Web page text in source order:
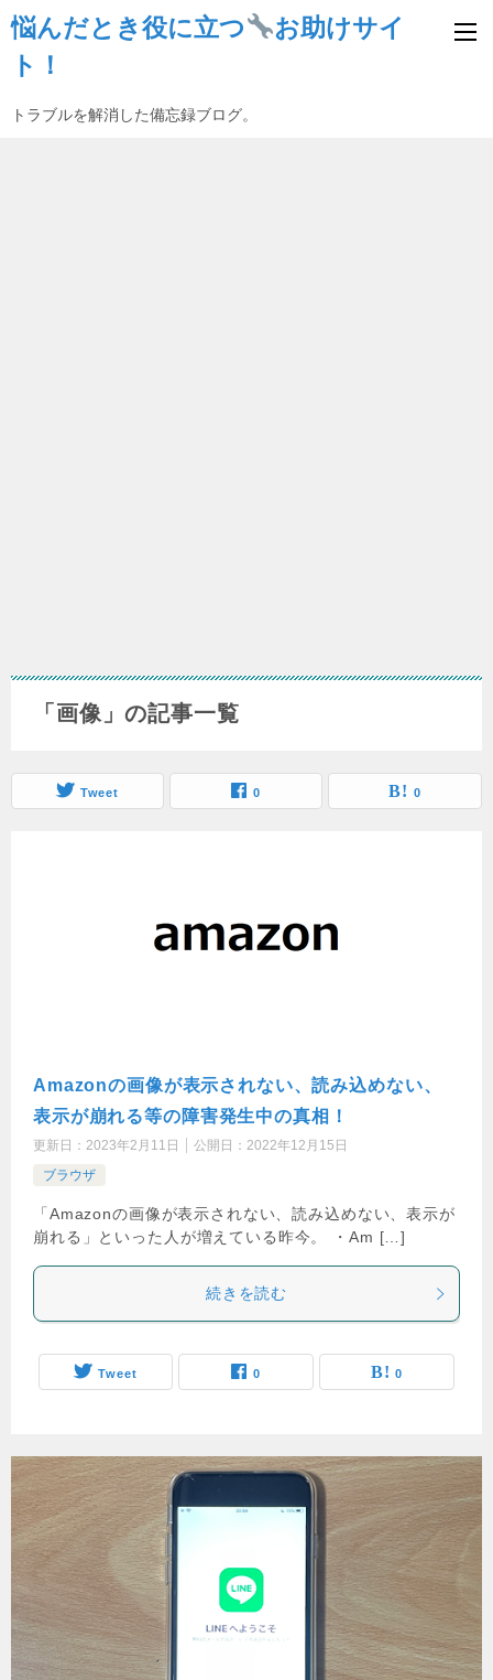
悩んだとき役に立つ
お助けサイ
ト！
トラブルを解消した備忘録ブログ。
「画像」の記事一覧
Tweet 0 0
Amazonの画像が表示されない、読み込めない、
表示が崩れる等の障害発生中の真相！
更新日： 2023年2月11日 公開日： 2022年12月15日
ブラウザ
「Amazonの画像が表示されない、読み込めない、表示が
崩れる」といった人が増えている昨今。 ・Am […]
続きを読む
Tweet 0 0